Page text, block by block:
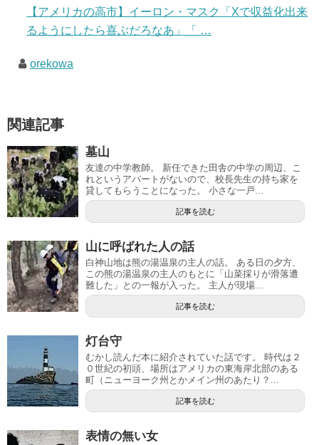
【アメリカの高市】イーロン・マスク「Xで収益化出来
るようにしたら喜ぶだろなあ」「 …
orekowa
関連記事
墓山
友達の中学教師。 新任できた田舎の中学の周辺、こ
れというアパートがないので、校長先生の持ち家を
貸してもらうことになった。 小さな一戸...
記事を読む
山に呼ばれた人の話
白神山地は熊の湯温泉の主人の話。 ある日の夕方、
この熊の湯温泉の主人のもとに「山菜採りが滑落遭
難した」との一報が入った。 主人が現場...
記事を読む
灯台守
むかし読んだ本に紹介されていた話です。 時代は２
０世紀の初頭、場所はアメリカの東海岸北部のある
町（ニューヨーク州とかメイン州のあたり？...
記事を読む
表情の無い女